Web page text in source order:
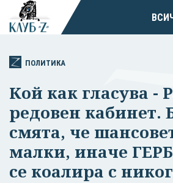
ПОЛИТИКА
Кой как гласува -
редовен кабинет.
смята, че
малки, иначе
се коалира с